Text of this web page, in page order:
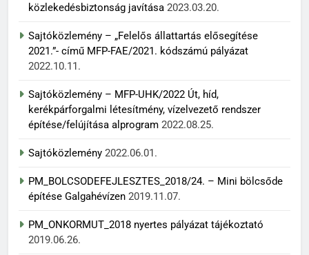
közlekedésbiztonság javítása 2023.03.20.
Sajtóközlemény – „Felelős állattartás elősegítése
2021.”- című MFP-FAE/2021. kódszámú pályázat
2022.10.11.
Sajtóközlemény – MFP-UHK/2022 Út, híd,
kerékpárforgalmi létesítmény, vízelvezető rendszer
építése/felújítása alprogram 2022.08.25.
Sajtóközlemény 2022.06.01.
PM_BOLCSODEFEJLESZTES_2018/24. – Mini bölcsőde
építése Galgahévízen 2019.11.07.
PM_ONKORMUT_2018 nyertes pályázat tájékoztató
2019.06.26.